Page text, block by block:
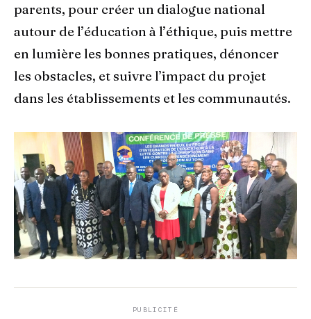
parents, pour créer un dialogue national
autour de l’éducation à l’éthique, puis mettre
en lumière les bonnes pratiques, dénoncer
les obstacles, et suivre l’impact du projet
dans les établissements et les communautés.
PUBLICITÉ